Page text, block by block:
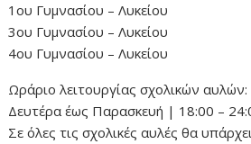
1ου Γυμνασίου – Λυκείου
3ου Γυμνασίου – Λυκείου
4ου Γυμνασίου – Λυκείου
Ωράριο λειτουργίας σχολικών αυλών:
Δευτέρα έως Παρασκευή | 18:00 –
Σε όλες τις σχολικές αυλές θα